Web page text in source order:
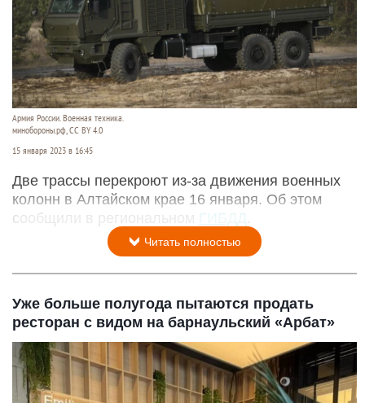
Армия России. Военная техника.
минобороны.рф, CC BY 4.0
15 января 2023 в 16:45
Две трассы перекроют из-за движения военных
колонн в Алтайском крае 16 января. Об этом
сообщили в региональном ГИБДД
Читать полностью
Уже больше полугода пытаются продать
ресторан с видом на барнаульский «Арбат»